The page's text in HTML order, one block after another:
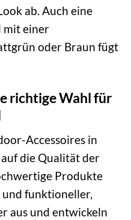
ab. Auch eine
mit einer
oder Braun fügt
richtige Wahl für
Accessoires in
die Qualität der
Produkte
funktioneller,
aus und entwickeln